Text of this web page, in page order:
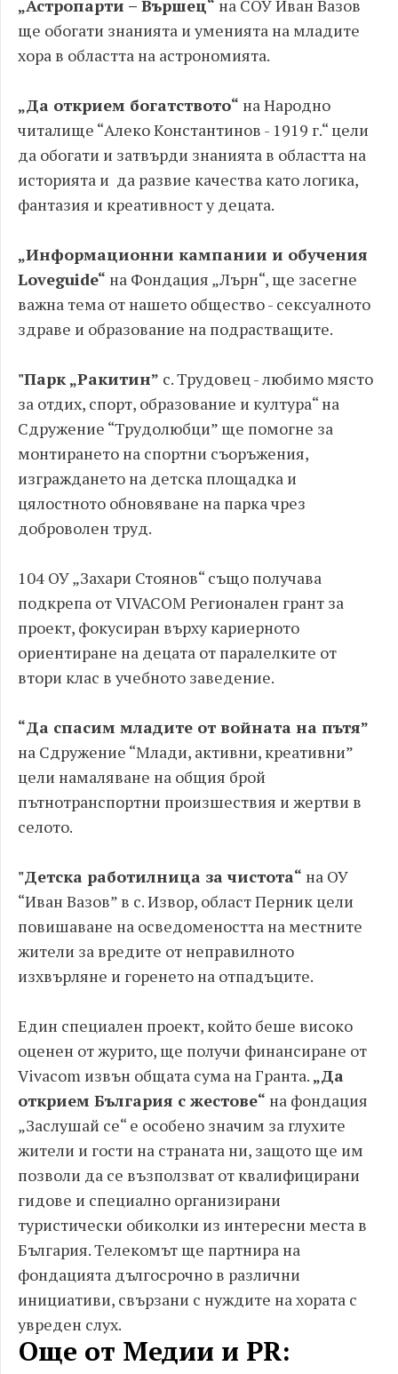
„Астропарти – Вършец“ на СОУ Иван Вазов
ще обогати знанията и уменията на младите
хора в областта на астрономията.
„Да открием богатството“ на Народно
читалище “Алеко Константинов - 1919 г.“ цели
да обогати и затвърди знанията в областта на
историята и да развие качества като логика,
фантазия и креативност у децата.
„Информационни кампании и обучения
Loveguide“ на Фондация „Лърн“, ще засегне
важна тема от нашето общество - сексуалното
здраве и образование на подрастващите.
"Парк „Ракитин” с. Трудовец - любимо място
за отдих, спорт, образование и култура“ на
Сдружение “Трудолюбци” ще помогне за
монтирането на спортни съоръжения,
изграждането на детска площадка и
цялостното обновяване на парка чрез
доброволен труд.
104 ОУ „Захари Стоянов“ също получава
подкрепа от VIVACOM Регионален грант за
проект, фокусиран върху кариерното
ориентиране на децата от паралелките от
втори клас в учебното заведение.
“Да спасим младите от войната на пътя”
на Сдружение “Млади, активни, креaтивни”
цели намаляване на общия брой
пътнотранспортни произшествия и жертви в
селото.
"Детска работилница за чистота“ на ОУ
“Иван Вазов” в с. Извор, област Перник цели
повишаване на осведомеността на местните
жители за вредите от неправилното
изхвърляне и горенето на отпадъците.
Един специален проект, който беше високо
оценен от журито, ще получи финансиране от
Vivacom извън общата сума на Гранта. „Да
открием България с жестове“ на фондация
„Заслушай се“ е особено значим за глухите
жители и гости на страната ни, защото ще им
позволи да се възползват от квалифицирани
гидове и специално организирани
туристически обиколки из интересни места в
България. Телекомът ще партнира на
фондацията дългосрочно в различни
инициативи, свързани с нуждите на хората с
увреден слух.
Още от Медии и PR: